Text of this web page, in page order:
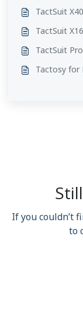
TactSuit
TactSuit
TactSuit
Tactosy for
If you couldn’t
to